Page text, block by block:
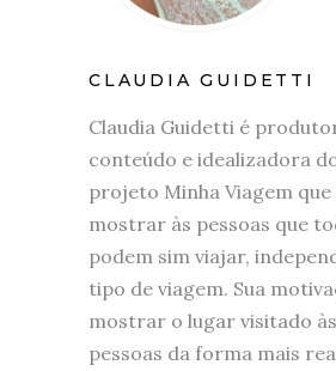
CLAUDIA GUIDETTI
Claudia Guidetti é
conteúdo e idealizadora
projeto Minha Viagem que
mostrar às pessoas que
podem sim viajar,
tipo de viagem. Sua
mostrar o lugar visitado às
pessoas da forma mais